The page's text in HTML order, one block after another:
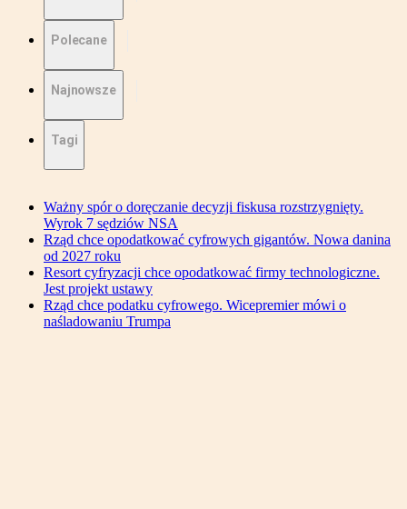
Polecane
Najnowsze
Tagi
Ważny spór o doręczanie decyzji fiskusa rozstrzygnięty.
Wyrok 7 sędziów NSA
Rząd chce opodatkować cyfrowych gigantów. Nowa danina
od 2027 roku
Resort cyfryzacji chce opodatkować firmy technologiczne.
Jest projekt ustawy
Rząd chce podatku cyfrowego. Wicepremier mówi o
naśladowaniu Trumpa